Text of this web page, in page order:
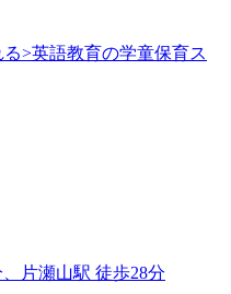
>英語教育の学童保育ス
片瀬山駅 徒歩28分